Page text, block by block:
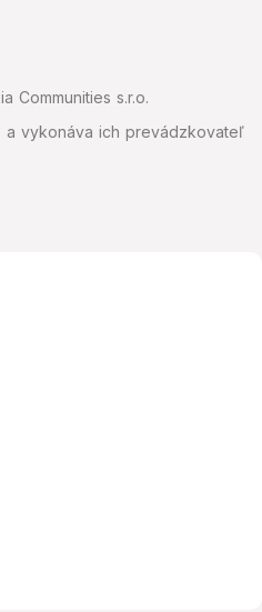
Communities s.r.o.
a vykonáva ich prevádzkovateľ